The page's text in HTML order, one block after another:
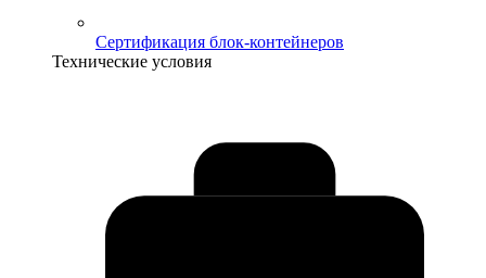
Сертификация блок-контейнеров
Технические условия